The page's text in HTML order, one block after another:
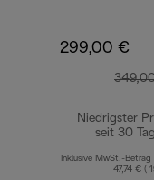
299,00 €
Niedrigster
seit 30
Inklusive MwSt.-Betrag
47,74 € (